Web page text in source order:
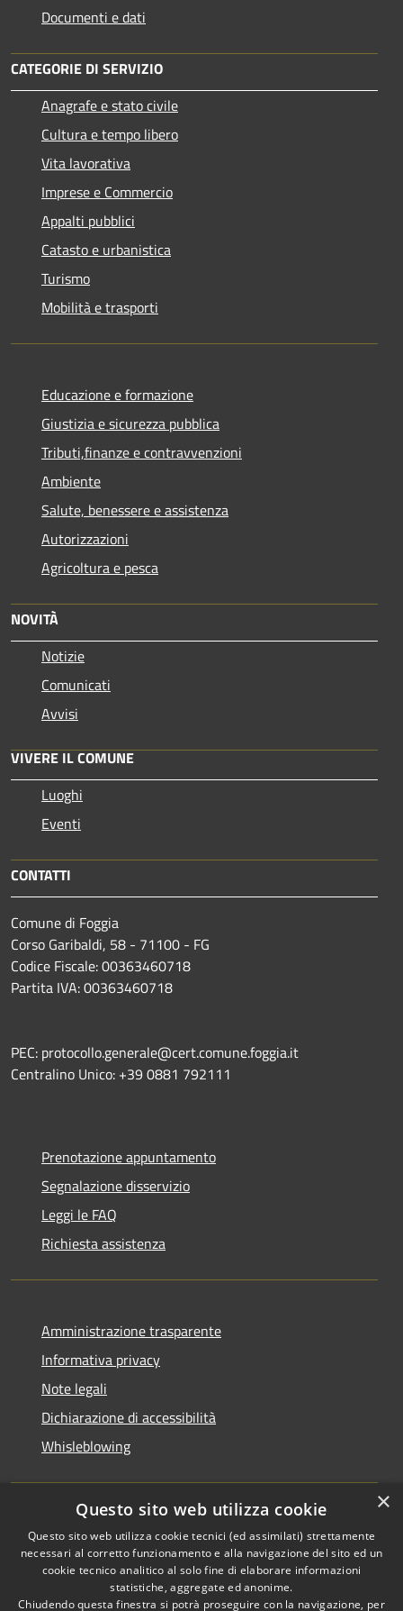
Documenti e dati
CATEGORIE DI SERVIZIO
Anagrafe e stato civile
Cultura e tempo libero
Vita lavorativa
Imprese e Commercio
Appalti pubblici
Catasto e urbanistica
Turismo
Mobilità e trasporti
Educazione e formazione
Giustizia e sicurezza pubblica
Tributi,finanze e contravvenzioni
Ambiente
Salute, benessere e assistenza
Autorizzazioni
Agricoltura e pesca
NOVITÀ
Notizie
Comunicati
Avvisi
VIVERE IL COMUNE
Luoghi
Eventi
CONTATTI
Comune di Foggia
Corso Garibaldi, 58 - 71100 - FG
Codice Fiscale: 00363460718
Partita IVA: 00363460718
PEC: protocollo.generale@cert.comune.foggia.it
Centralino Unico: +39 0881 792111
Prenotazione appuntamento
Segnalazione disservizio
Leggi le FAQ
Richiesta assistenza
Amministrazione trasparente
Informativa privacy
Note legali
Dichiarazione di accessibilità
Whisleblowing
RSS
Accessibilità
Privacy
Cookie
Copyright © 2026 • Comune di
Foggia • Powered by
Municipium•Accesso
redazione
×
Questo sito web utilizza cookie
Questo sito web utilizza cookie tecnici (ed assimilati) strettamente
necessari al corretto funzionamento e alla navigazione del sito ed un
cookie tecnico analitico al solo fine di elaborare informazioni
statistiche, aggregate ed anonime.
Chiudendo questa finestra si potrà proseguire con la navigazione, per